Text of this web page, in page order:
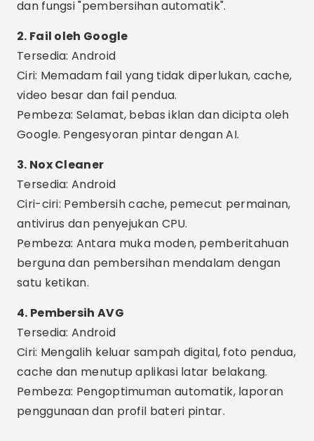
Tersedia: Android
Ciri-ciri: Pembersih cache, pemecut permainan,
antivirus dan penyejukan CPU.
Pembeza: Antara muka moden, pemberitahuan
berguna dan pembersihan mendalam dengan
satu ketikan.
4. Pembersih AVG
Tersedia: Android
Ciri: Mengalih keluar sampah digital, foto pendua,
cache dan menutup aplikasi latar belakang.
Pembeza: Pengoptimuman automatik, laporan
penggunaan dan profil bateri pintar.
Pengiklanan - SpotAds
Tersedia: Android
Ciri: Membersihkan fail sampah, cache
tersembunyi dan apl yang menguras memori.
Pembeza: Alat yang boleh dipercayai daripada
syarikat keselamatan digital terkemuka.